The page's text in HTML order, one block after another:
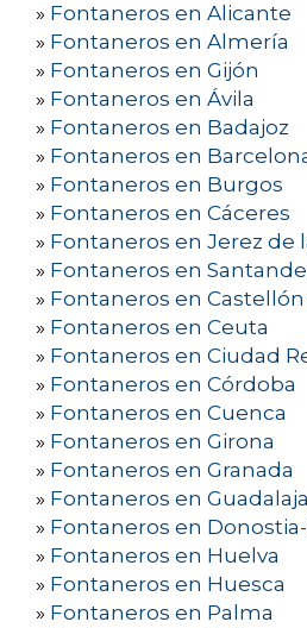
» Fontaneros en Alicante
» Fontaneros en Almería
» Fontaneros en Gijón
» Fontaneros en Ávila
» Fontaneros en Badajoz
» Fontaneros en
» Fontaneros en Burgos
» Fontaneros en Cáceres
» Fontaneros en Jerez de
» Fontaneros en
» Fontaneros en Castellón
» Fontaneros en Ceuta
» Fontaneros en Ciudad
» Fontaneros en Córdoba
» Fontaneros en Cuenca
» Fontaneros en Girona
» Fontaneros en Granada
» Fontaneros en
» Fontaneros en
» Fontaneros en Huelva
» Fontaneros en Huesca
» Fontaneros en Palma